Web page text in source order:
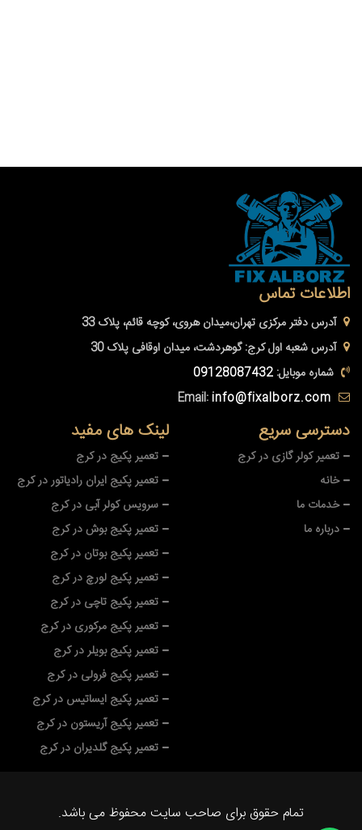
لینک های مفید
تعمیر پکیج در کرج
تعمیر پکیج ایران رادیاتور در کرج
سرویس کولر آبی در کرج
تعمیر پکیج بوش در کرج
تعمیر پکیج بوتان در کرج
تعمیر پکیج لورچ در کرج
تعمیر پکیج تاچی در کرج
تعمیر پکیج مرکوری در کرج
تعمیر پکیج بویلر در کرج
تعمیر پکیج فرولی در کرج
تعمیر پکیج ایساتیس در کرج
تعمیر پکیج آریستون در کرج
تعمیر پکیج گلدیران در کرج
دسترسی سریع
تعمیر کولر گازی در کرج
خانه
خدمات ما
درباره ما
اطلاعات تماس
آدرس دفتر مرکزی تهران،میدان هروی، کوچه قائم، پلاک 33
آدرس شعبه اول کرج: گوهردشت، میدان اوقافی پلاک 30
شماره موبایل: 09128087432
Email:info@fixalborz.com
تمام حقوق برای صاحب سایت محفوظ می باشد.